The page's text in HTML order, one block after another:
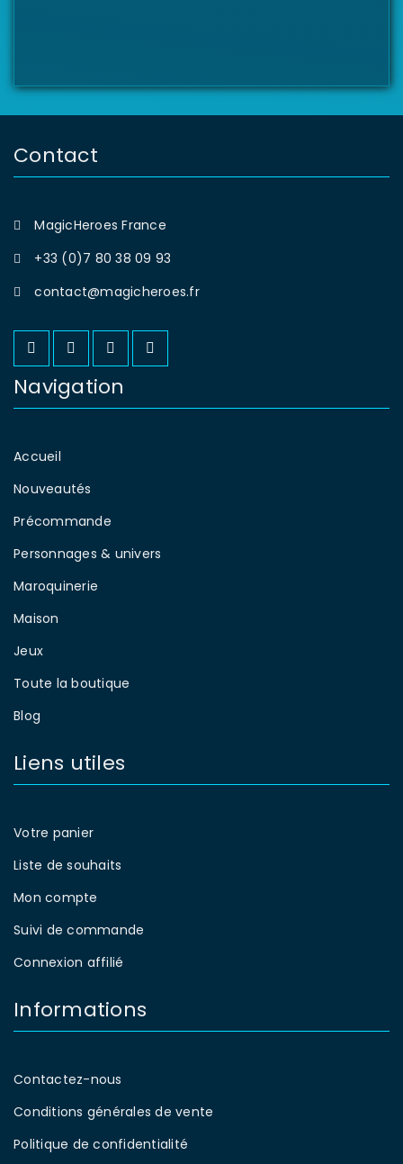
Contact
MagicHeroes France
+33 (0)7 80 38 09 93
contact@magicheroes.fr
Navigation
Accueil
Nouveautés
Précommande
Personnages & univers
Maroquinerie
Maison
Jeux
Toute la boutique
Blog
Liens utiles
Votre panier
Liste de souhaits
Mon compte
Suivi de commande
Connexion affilié
Informations
Contactez-nous
Conditions générales de vente
Politique de confidentialité